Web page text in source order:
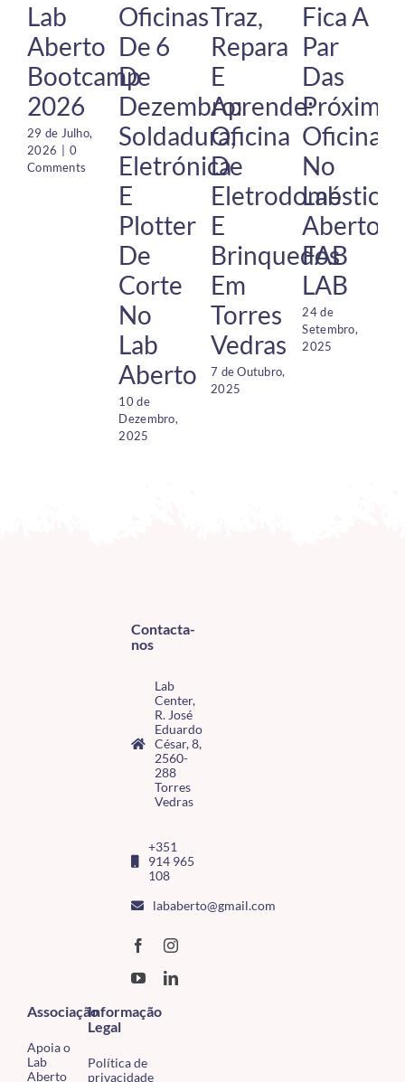
Lab
Aberto
Bootcamp
2026
29 de Julho,
2026
0
Comments
Oficinas
De 6
De
Dezembro:
Soldadura,
Eletrónica
E
Plotter
De
Corte
No
Lab
Aberto
10 de
Dezembro,
2025
Traz,
Repara
E
Aprende:
Oficina
De
Eletrodomésticos
E
Brinquedos
Em
Torres
Vedras
7 de Outubro,
2025
Fica A
Par
Das
Próximas
Oficinas
No
Lab
Aberto
FAB
LAB
24 de
Setembro,
2025
Contacta-
nos
Lab
Center,
R. José
Eduardo
César, 8,
2560-
288
Torres
Vedras
+351
914 965
108
lababerto@gmail.com
Associação
Apoia o
Lab
Aberto
Informação
Legal
Política de
privacidade